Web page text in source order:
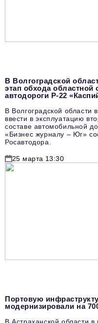
В Волгоградской
этап обхода областной
автодороги Р-22
В Волгоградской области
ввести в эксплуатацию
составе автомобильной
«Бизнес журналу – Юг»
Росавтодора.
25 марта 13:30
Портовую
модернизировали на
В Астраханской области